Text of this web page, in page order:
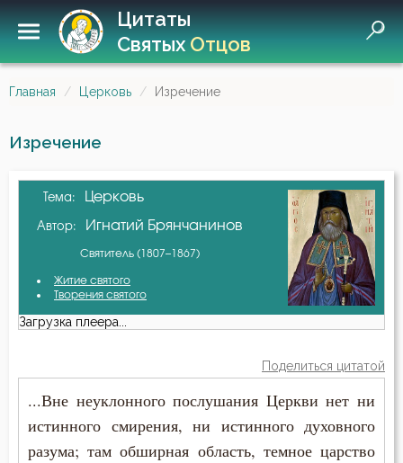
Цитаты
СвятыхОтцов
Главная Церковь Изречение
Изречение
Тема: Церковь
Автор: Игнатий Брянчанинов
Святитель (1807–1867)
Житие святого
Творения святого
Загрузка плеера...
Поделиться цитатой
...Вне неуклонного послушания Церкви нет ни
истинного смирения, ни истинного духовного
разума; там обширная область, темное царство